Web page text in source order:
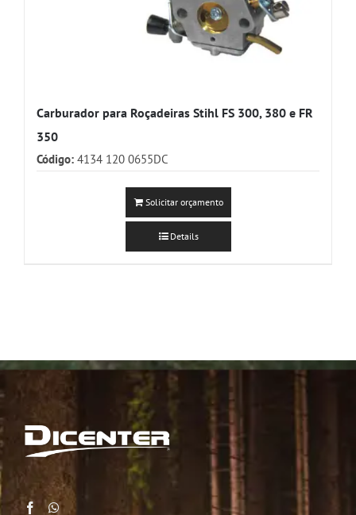
Carburador para Roçadeiras Stihl FS 300, 380 e FR
350
Código: 4134 120 0655DC
Solicitar orçamento
Details